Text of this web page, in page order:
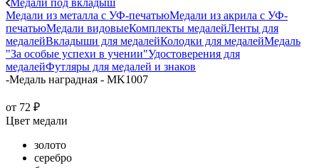
Медали из металла с УФ-печатьюМедали из акрила с УФ-
печатьюМедали видовыеКомплекты медалейЛенты для
медалейВкладыши для медалейКолодки для медалейМедаль
"За особые успехи в учении"Удостоверения для
медалейФутляры для медалей и знаков
-Медаль наградная - MK1007
от 72 ₽
Цвет медали
золото
серебро